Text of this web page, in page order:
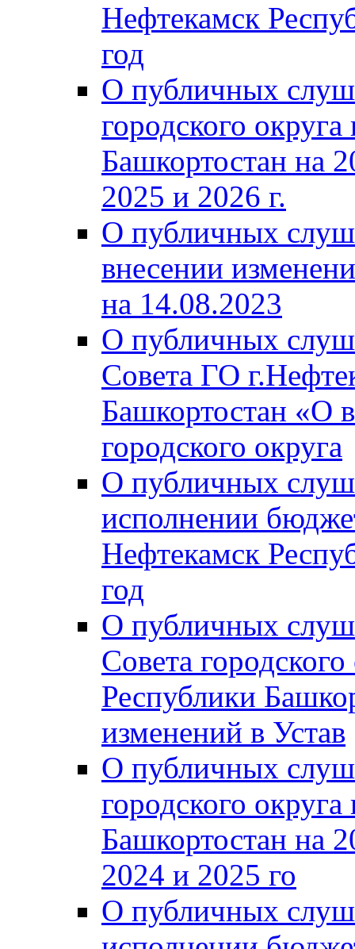
Нефтекамск
год
О публичных
городского
Башкортостан на
2025 и 2026 г.
О публичных
внесении
на 14.08.2023
О публичных
Совета ГО
Башкортостан «О
городского округа
О публичных
исполнении
Нефтекамск
год
О публичных
Совета
Республики
изменений в Устав
О публичных
городского
Башкортостан на
2024 и 2025 го
О публичных